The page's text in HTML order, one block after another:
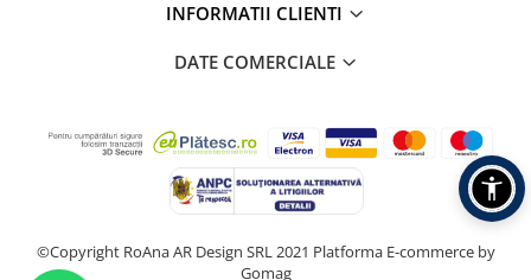
INFORMATII CLIENTI
DATE COMERCIALE
©Copyright RoAna AR Design SRL 2021 Platforma E-commerce by
Gomag